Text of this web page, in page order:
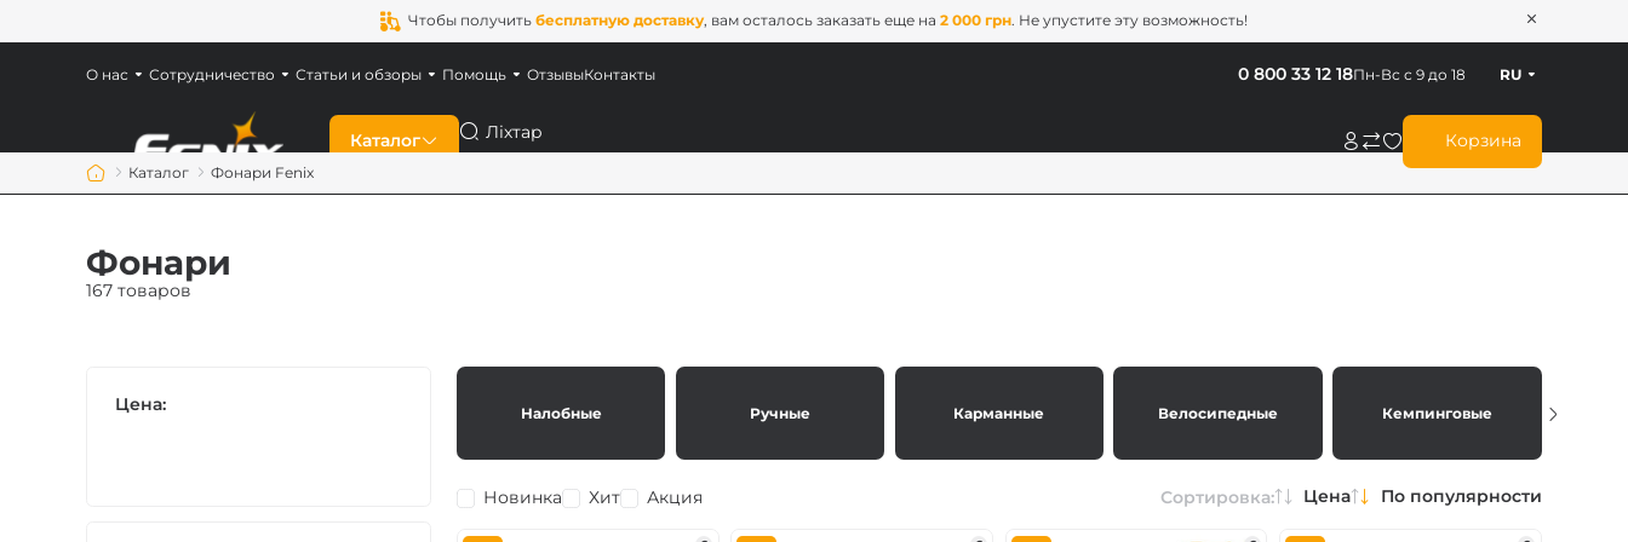
Чтобы получить бесплатную доставку, вам осталось заказать еще на 2 000 грн. Не упустите эту возможность!
Каталог
Аккумуляторы Fenix
Поиск Корзина
Пн-Вс с 9 до 18
0 800 33 12 18 RU
О нас Сотрудничество Статьи и обзоры Помощь ОтзывыКонтакты
Каталог Фонари Fenix
Фонари
167 товаров
Налобные Ручные Карманные Велосипедные Кемпинговые
Сортировка: Цена По популярности
Новинка Хит Акция
Цена: